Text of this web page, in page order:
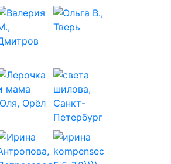
вершины от очень
Лапландских сопок у
до вершинных кратеров
храмов Золотого Кольца
и всей необьятной
фотопоходы,зачастую хожу
своим диабетом. Стараюсь и
активный образ жизни.
диабета если они
неплохо решаются при